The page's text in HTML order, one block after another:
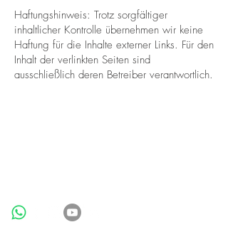
Haftungshinweis: Trotz sorgfältiger
inhaltlicher Kontrolle übernehmen wir keine
Haftung für die Inhalte externer Links. Für den
Inhalt der verlinkten Seiten sind
ausschließlich deren Betreiber verantwortlich.